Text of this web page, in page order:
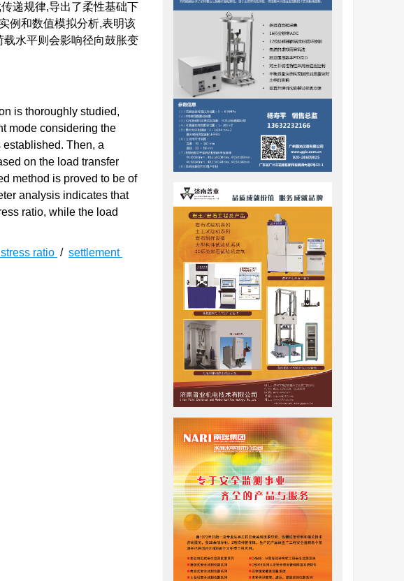
递规律,导出了柔性基础下
例和数值模拟分析,表明该
水平则会影响径向鼓胀变
is thoroughly studied,
mode considering the
Then, a
on the load transfer
method is proved to be of
analysis indicates that
ratio, while the load
ratio / settlement